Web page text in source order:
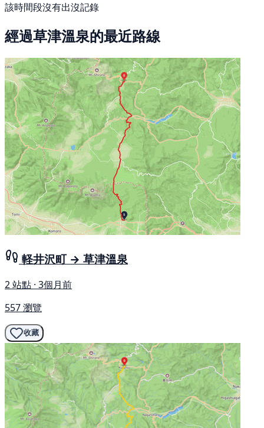
該時間段沒有出沒記錄
經過草津溫泉的最近路線
軽井沢町 → 草津溫泉
2 站點 · 3個月前
557 瀏覽
收藏